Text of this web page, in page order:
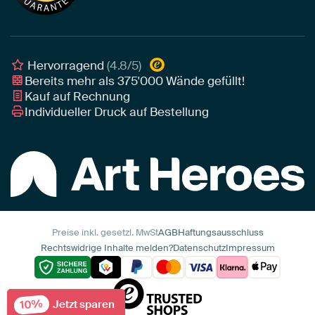
Leinwand für draußen
Individuelle Einrichtungsberatung
Awards und Preise
Art Heroes App
Hervorragend(4.8/5)
Bereits mehr als375'000Wände gefüllt!
Kauf auf Rechnung
Individueller Druck auf Bestellung
Preise inkl. gesetzl. MwStAGBHaftungsausschluss
Rechtswidrige Inhalte melden?DatenschutzImpressum
10% Jetzt sparen